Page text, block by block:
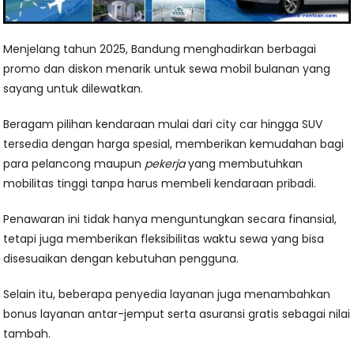
Menjelang tahun 2025, Bandung menghadirkan berbagai
promo dan diskon menarik untuk sewa mobil bulanan yang
sayang untuk dilewatkan.
Beragam pilihan kendaraan mulai dari city car hingga SUV
tersedia dengan harga spesial, memberikan kemudahan bagi
para pelancong maupun pekerjayang membutuhkan
mobilitas tinggi tanpa harus membeli kendaraan pribadi.
Penawaran ini tidak hanya menguntungkan secara finansial,
tetapi juga memberikan fleksibilitas waktu sewa yang bisa
disesuaikan dengan kebutuhan pengguna.
Selain itu, beberapa penyedia layanan juga menambahkan
bonus layanan antar-jemput serta asuransi gratis sebagai nilai
tambah.